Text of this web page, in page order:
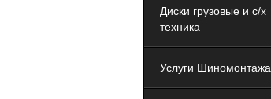
Диски грузовые и с/х
техника
Услуги Шиномонтажа